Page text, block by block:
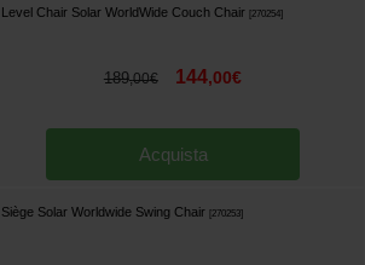
Level Chair Solar WorldWide Couch Chair 270254]
189,00€ 144,00€
Acquista
Siège Solar Worldwide Swing Chair 270253]